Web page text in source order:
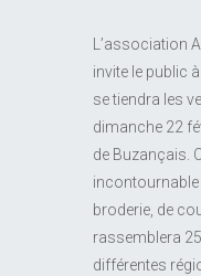
L’association
invite le public
se tiendra les
dimanche 22
de Buzançais.
broderie, de
rassemblera
différentes